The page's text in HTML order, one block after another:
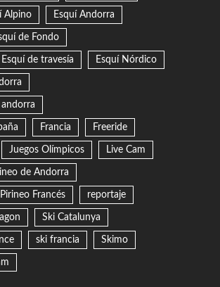
Alpino Esquí Andorra
de Fondo
Esquí de travesía Esquí Nórdico
Francia Freeride
Juegos Olímpicos Live Cam
de Andorra
Pirineo Francés reportaje
Ski Catalunya
ski francia Skimo